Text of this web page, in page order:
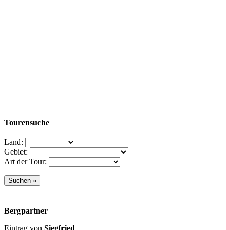
Tourensuche
Land:
Gebiet:
Art der Tour:
Bergpartner
Eintrag von Siegfried